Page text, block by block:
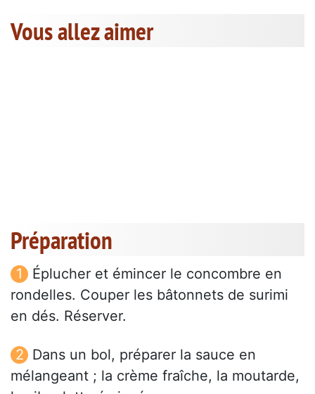
Vous allez aimer
Préparation
Éplucher et émincer le concombre en
rondelles. Couper les bâtonnets de surimi
en dés. Réserver.
Dans un bol, préparer la sauce en
mélangeant ; la crème fraîche, la moutarde,